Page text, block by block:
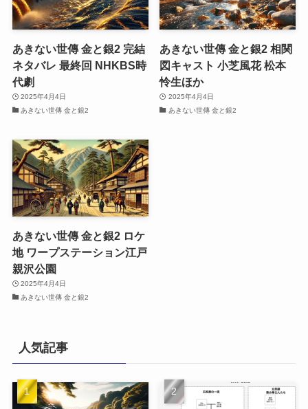
あきない世傳 金と銀2 完結
ネタバレ 最終回 NHKBS時
代劇
2025年4月4日
あきない世傳 金と銀2
あきない世傳 金と銀2 相関
図キャスト 小芝風花 松本
怜生ほか
2025年4月4日
あきない世傳 金と銀2
あきない世傳 金と銀2 ロケ
地 ワープステーション江戸
親沢公園
2025年4月4日
あきない世傳 金と銀2
人気記事